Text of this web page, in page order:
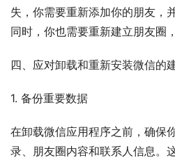
失，你需要重新添加你的朋友，
同时，你也需要重新建立朋友圈
四、应对卸载和重新安装微信的
1. 备份重要数据
在卸载微信应用程序之前，确保
录、朋友圈内容和联系人信息。